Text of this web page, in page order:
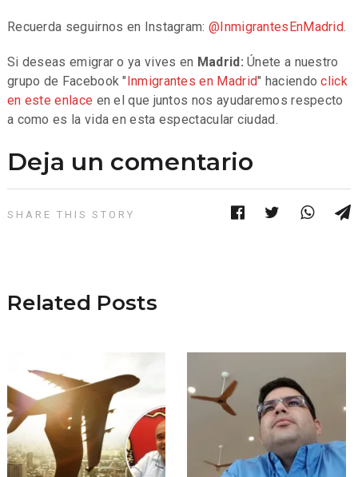
Recuerda seguirnos en Instagram: @InmigrantesEnMadrid.
Si deseas emigrar o ya vives en Madrid:Únete a nuestro
grupo de Facebook "Inmigrantes en Madrid" haciendoclick
en este enlace en el que juntos nos ayudaremos respecto
a como es la vida en esta espectacular ciudad.
Deja un comentario
SHARE THIS STORY
Related Posts